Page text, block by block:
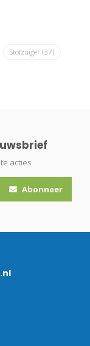
Stofzuiger (37)
acties
Abonneer